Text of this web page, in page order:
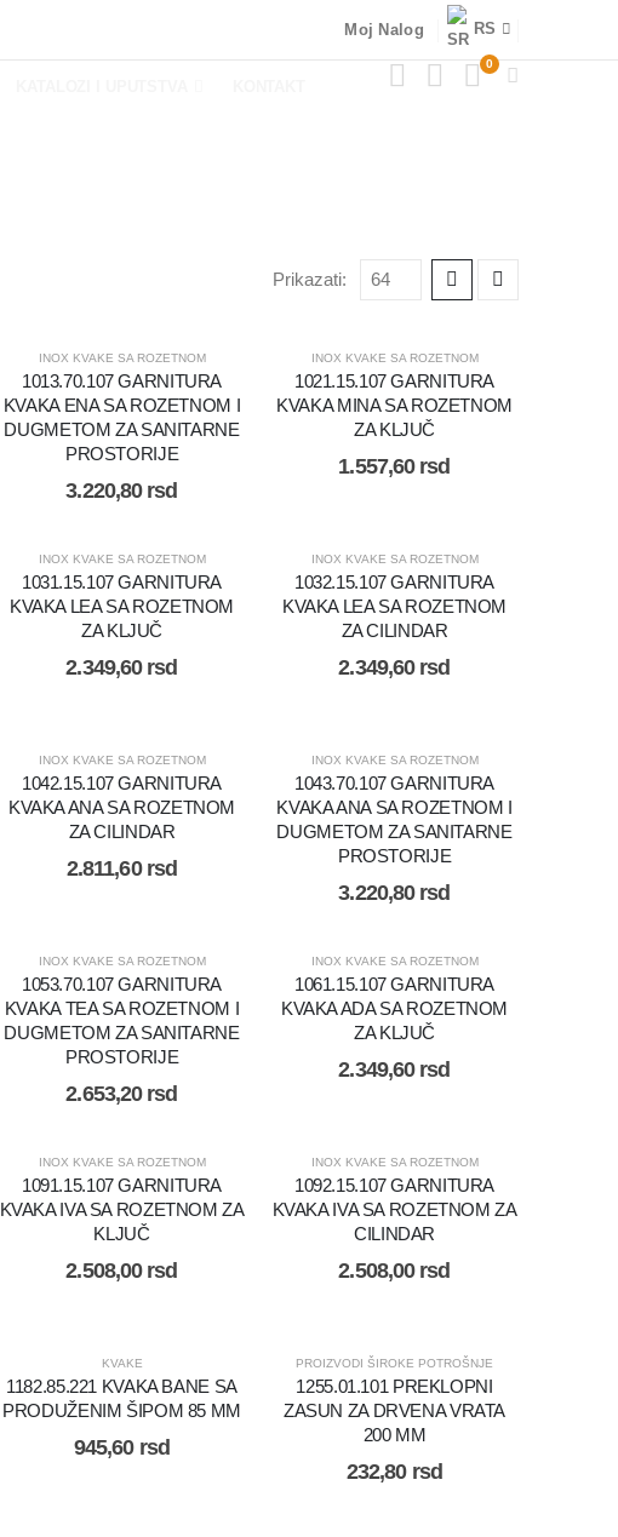
Moj Nalog RS
0
Prikazati:
INOX KVAKE SA ROZETNOM
1013.70.107 GARNITURA
KVAKA ENA SA ROZETNOM I
DUGMETOM ZA SANITARNE
PROSTORIJE
3.220,80 rsd
INOX KVAKE SA ROZETNOM
1021.15.107 GARNITURA
KVAKA MINA SA ROZETNOM
ZA KLJUČ
1.557,60 rsd
INOX KVAKE SA ROZETNOM
1031.15.107 GARNITURA
KVAKA LEA SA ROZETNOM
ZA KLJUČ
2.349,60 rsd
INOX KVAKE SA ROZETNOM
1032.15.107 GARNITURA
KVAKA LEA SA ROZETNOM
ZA CILINDAR
2.349,60 rsd
INOX KVAKE SA ROZETNOM
1042.15.107 GARNITURA
KVAKA ANA SA ROZETNOM
ZA CILINDAR
2.811,60 rsd
INOX KVAKE SA ROZETNOM
1043.70.107 GARNITURA
KVAKA ANA SA ROZETNOM I
DUGMETOM ZA SANITARNE
PROSTORIJE
3.220,80 rsd
INOX KVAKE SA ROZETNOM
1053.70.107 GARNITURA
KVAKA TEA SA ROZETNOM I
DUGMETOM ZA SANITARNE
PROSTORIJE
2.653,20 rsd
INOX KVAKE SA ROZETNOM
1061.15.107 GARNITURA
KVAKA ADA SA ROZETNOM
ZA KLJUČ
2.349,60 rsd
INOX KVAKE SA ROZETNOM
1091.15.107 GARNITURA
KVAKA IVA SA ROZETNOM ZA
KLJUČ
2.508,00 rsd
INOX KVAKE SA ROZETNOM
1092.15.107 GARNITURA
KVAKA IVA SA ROZETNOM ZA
CILINDAR
2.508,00 rsd
KVAKE
1182.85.221 KVAKA BANE SA
PRODUŽENIM ŠIPOM 85 MM
945,60 rsd
PROIZVODI ŠIROKE POTROŠNJE
1255.01.101 PREKLOPNI
ZASUN ZA DRVENA VRATA
200 MM
232,80 rsd